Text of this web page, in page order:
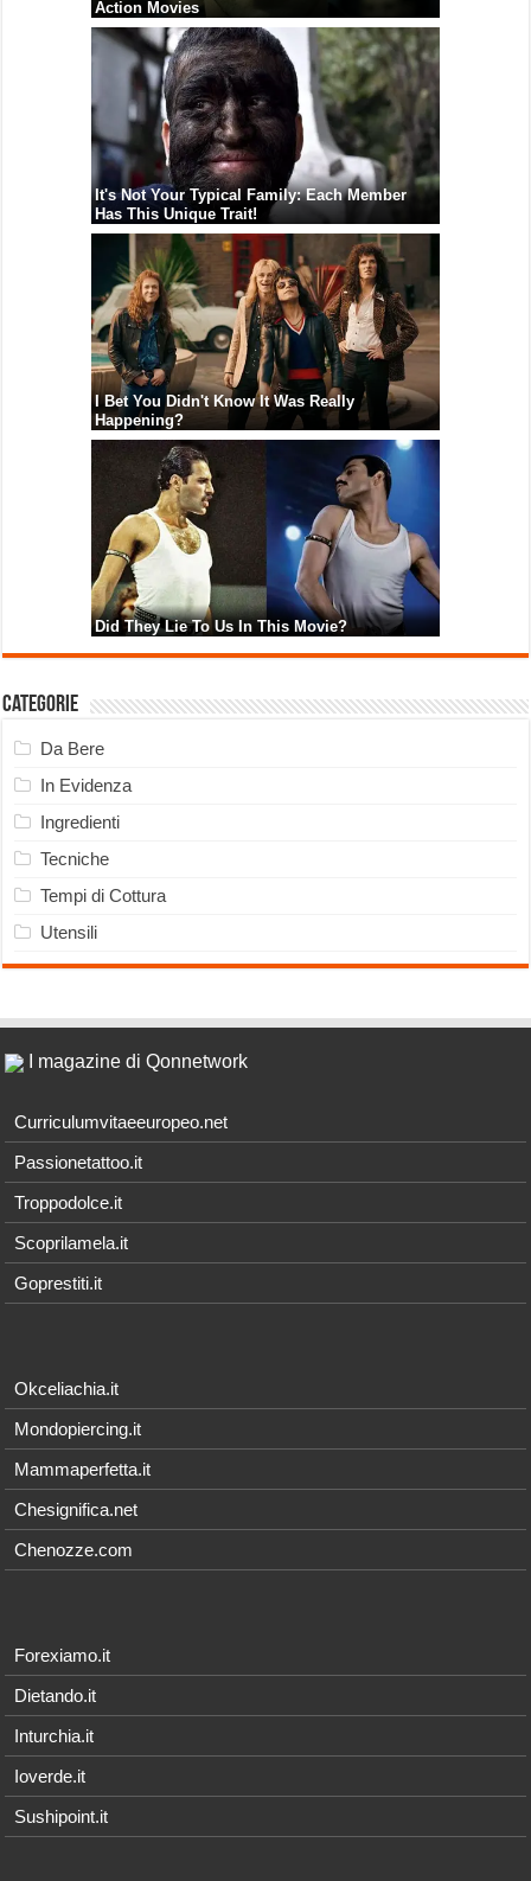
Categorie
Da Bere
In Evidenza
Ingredienti
Tecniche
Tempi di Cottura
Utensili
I magazine di Qonnetwork
Curriculumvitaeeuropeo.net
Passionetattoo.it
Troppodolce.it
Scoprilamela.it
Goprestiti.it
Okceliachia.it
Mondopiercing.it
Mammaperfetta.it
Chesignifica.net
Chenozze.com
Forexiamo.it
Dietando.it
Inturchia.it
Ioverde.it
Sushipoint.it